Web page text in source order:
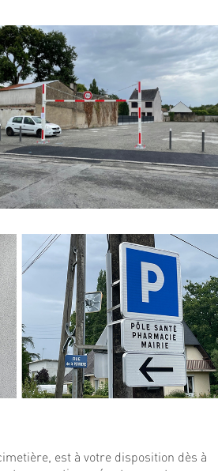
est à votre disposition dès à